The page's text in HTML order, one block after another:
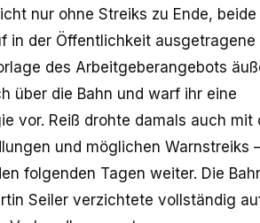
nur ohne Streiks zu Ende, beide
in der Öffentlichkeit ausgetragene
des Arbeitgeberangebots
über die Bahn und warf ihr eine
vor. Reiß drohte damals auch mit
und möglichen Warnstreiks
folgenden Tagen weiter. Die
Seiler verzichtete vollständig